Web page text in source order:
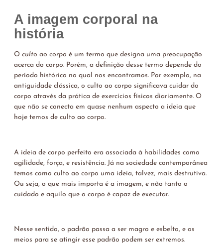
A imagem corporal na
história
O culto ao corpo é um termo que designa uma preocupação
acerca do corpo. Porém, a definição desse termo depende do
período histórico no qual nos encontramos. Por exemplo, na
antiguidade clássica, o culto ao corpo significava cuidar do
corpo através da prática de exercícios físicos diariamente. O
que não se conecta em quase nenhum aspecto a ideia que
hoje temos de culto ao corpo.
A ideia de corpo perfeito era associada à habilidades como
agilidade, força, e resistência. Já na sociedade contemporânea
temos como culto ao corpo uma ideia, talvez, mais destrutiva.
Ou seja, o que mais importa é a imagem, e não tanto o
cuidado e aquilo que o corpo é capaz de executar.
Nesse sentido, o padrão passa a ser magro e esbelto, e os
meios para se atingir esse padrão podem ser extremos.